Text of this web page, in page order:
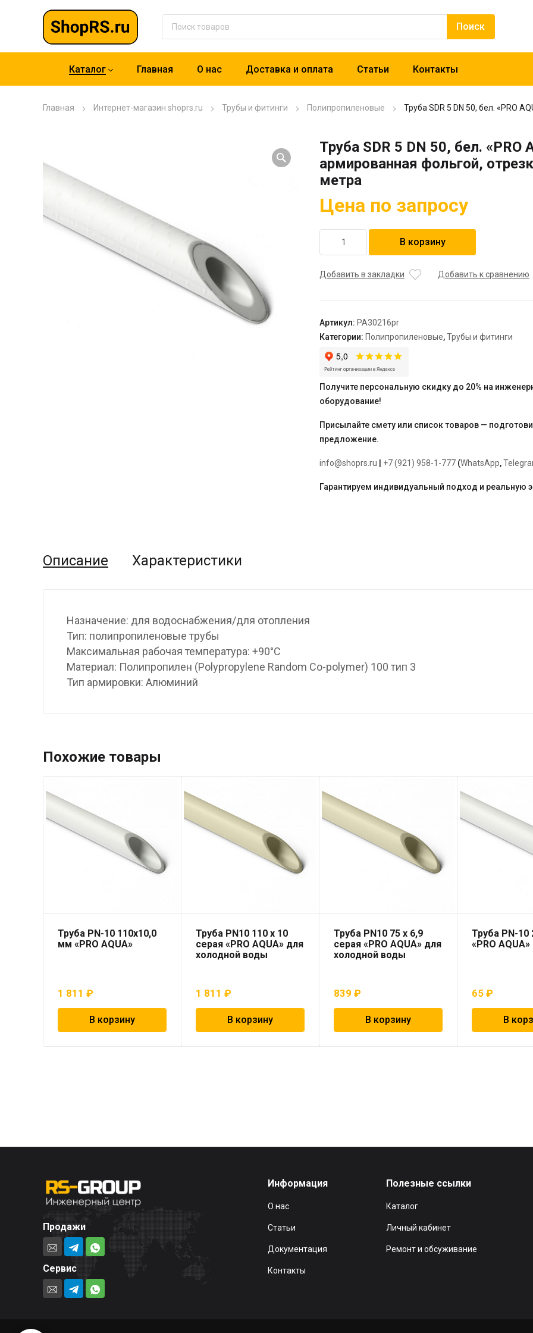
Каталог Главная О нас Доставка и оплата Статьи Контакты
Главная Интернет-магазин shoprs.ru Трубы и фитинги Полипропиленовые Труба SDR 5 DN 50, бел. «PRO
Труба SDR 5 DN 50, бел. «PRO
армированная фольгой,
метра
Цена по запросу
товара
SDR
бел.
"PRO
AQUA"
армированная
отрезками
по
метра
В корзину
Добавить в закладки Добавить к сравнению
Артикул: PA30216pr
Категории: Полипропиленовые,Трубы и фитинги
Получите персональную скидку до 20% на
оборудование!
Присылайте смету или список товаров —
предложение.
info@shoprs.ru +7 (921) 958-1-777 (WhatsApp,
Гарантируем индивидуальный подход и реальную
Описание Характеристики
Назначение: для водоснабжения/для отопления
Тип: полипропиленовые трубы
Максимальная рабочая температура: +90°С
Материал: Полипропилен (Polypropylene Random Co-polymer) 100 тип 3
Тип армировки: Алюминий
Похожие товары
Труба PN-10 110х10,0
мм «PRO AQUA»
1 811 ₽
В корзину
Труба PN10 110 x 10
серая «PRO AQUA» для
холодной воды
1 811₽
В корзину
Труба PN10 75 x 6,9
серая «PRO AQUA» для
холодной воды
839₽
В корзину
Труба PN-10
«PRO AQUA»
65₽
В
Продажи
Сервис
Информация
О нас
Статьи
Документация
Контакты
Полезные ссылки
Каталог
Личный кабинет
Ремонт и обсуживание